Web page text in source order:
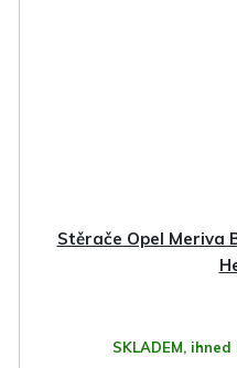
Stěrače Opel Meriva
SKLADEM,